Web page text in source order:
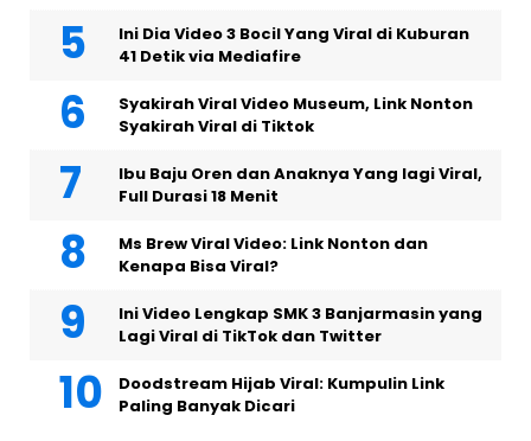
Ini Dia Video 3 Bocil Yang Viral di Kuburan
41 Detik via Mediafire
Syakirah Viral Video Museum, Link Nonton
Syakirah Viral di Tiktok
Ibu Baju Oren dan Anaknya Yang lagi Viral,
Full Durasi 18 Menit
Ms Brew Viral Video: Link Nonton dan
Kenapa Bisa Viral?
Ini Video Lengkap SMK 3 Banjarmasin yang
Lagi Viral di TikTok dan Twitter
Doodstream Hijab Viral: Kumpulin Link
Paling Banyak Dicari